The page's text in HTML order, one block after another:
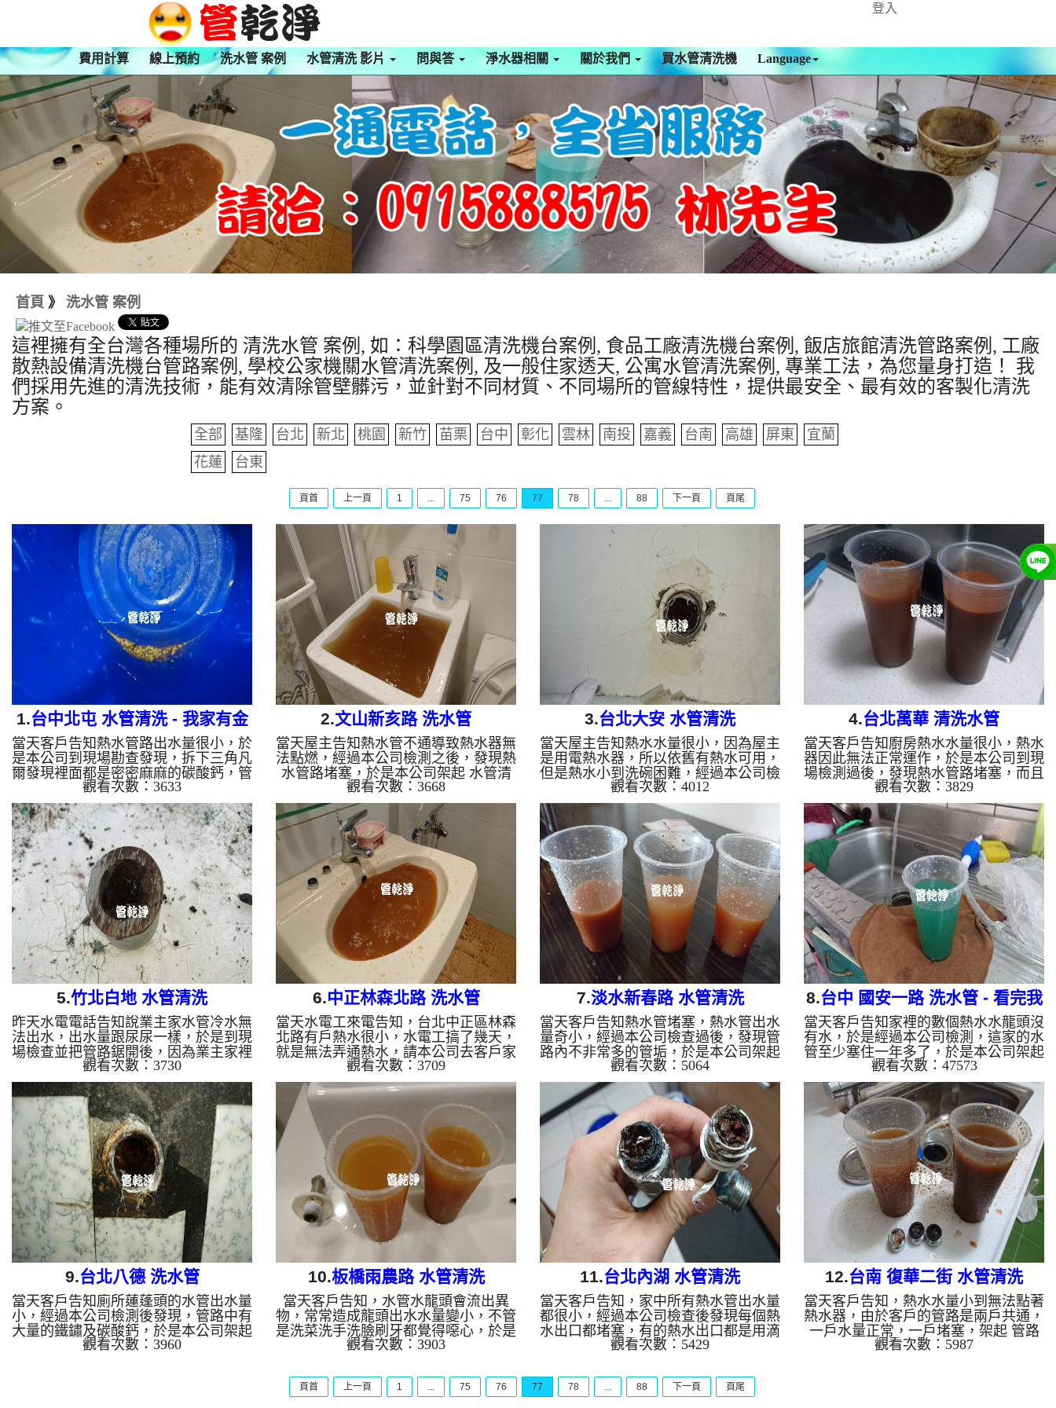
登入
費用計算 線上預約 洗水管 案例 水管清洗 影片 問與答 淨水器相關 關於我們 買水管清洗機 Language
首頁 》 洗水管 案例
這裡擁有全台灣各種場所的 清洗水管 案例, 如：科學園區清洗機台案例, 食品工廠清洗機台案例, 飯店旅館清洗管路案例, 工廠
散熱設備清洗機台管路案例, 學校公家機關水管清洗案例, 及一般住家透天, 公寓水管清洗案例, 專業工法，為您量身打造！ 我
們採用先進的清洗技術，能有效清除管壁髒污，並針對不同材質、不同場所的管線特性，提供最安全、最有效的客製化清洗
方案。
全部 基隆 台北 新北 桃園 新竹 苗栗 台中 彰化 雲林 南投 嘉義 台南 高雄 屏東
宜蘭
花蓮
台東
頁首 上一頁 1 ... 75 76 77 78 ... 88 下一頁 頁尾
1.台中北屯 水管清洗 - 我家有金
塊
當天客戶告知熱水管路出水量很小，於
是本公司到現場勘查發現，拆下三角凡
爾發現裡面都是密密麻麻的碳酸鈣，管
路裡面也是，於是本公司架起 水管清
洗機 ，開始 清洗水管 ， 洗水管 的過
程，水管冒出金光閃閃的小金塊，水桶
裡滿是金塊，如下圖，客戶下了一大
跳，讓我以為我們發了(.......)，熱水管
路多次堵塞，本公司使用特別 清洗水
管工法 ， 水管清洗 約二小時，終於讓
熱水水管出水正常。 清洗水管 水管清
洗 洗水管 熱水管堵塞 熱水忽冷忽熱 ...
觀看次數：3633
2.文山新亥路 洗水管
當天屋主告知熱水管不通導致熱水器無
法點燃，經過本公司檢測之後，發現熱
水管路堵塞，於是本公司架起 水管清
洗機 ，開始 清洗水管 ， 洗水管 的過
程，水管冒出濃濃的茶色的鏽水，屋主
驚覺家中水管有夠離譜，熱水管路兩次
堵塞，本公司使用特別 清洗水管工法
， 水管清洗 約二小時，終於讓熱水器
能點燃。 清洗水管 水管清洗 洗水管
熱水管堵塞 熱水忽冷忽熱 ...
觀看次數：3668
3.台北大安 水管清洗
當天屋主告知熱水水量很小，因為屋主
是用電熱水器，所以依舊有熱水可用，
但是熱水小到洗碗困難，經過本公司檢
查過後，發現管路中積滿了鐵鏽，於是
本公司架起 水管清洗機 ，開始 清洗水
管 ， 洗水管 的過程，水管冒出咖啡色
的鐵鏽水，屋主看到大呼誇張，熱水管
路數幾次堵塞，本公司使用特別清洗水
管工法， 水管清洗 約二小時，終於讓
熱水管出水正常。 清洗水管 水管清洗
洗水管 熱水管堵塞 熱水忽冷忽熱 ...
觀看次數：4012
4.台北萬華 清洗水管
當天客戶告知廚房熱水水量很小，熱水
器因此無法正常運作，於是本公司到現
場檢測過後，發現熱水管路堵塞，而且
熱水管路開水都有顏色，於是本公司架
起 水管清洗機 ，開始 清洗水管 ， 洗
水管 的過程，水管不斷出現咖啡色的
泥水，屋主看到都覺得離譜，熱水管路
好幾次堵塞，本公司利用特別清洗水管
工法， 水管清洗 約三小時，讓熱水管
管路能正常出水。 清洗水管 水管清
洗 洗水管 熱水管堵塞 熱水忽冷忽熱 ...
觀看次數：3829
5.竹北白地 水管清洗
昨天水電電話告知說業主家水管冷水無
法出水，出水量跟尿尿一樣，於是到現
場檢查並把管路鋸開後，因為業主家裡
是用地下水，英吋水管管路幾乎塞到全
滿，管路內都是黑色重金屬沉積物，於
是本公司架起 水管清洗機 ，開始 清洗
水管 ， 洗水管 的過程，水管冒出香濃
的黑泥，業主及水電都覺得誇張，管路
數次堵塞，本公司利用特別清洗水管工
法， 水管清洗 約四小時，讓水管管路
終於能正常出水。 清洗水管 水管清洗
洗水管 熱水管堵塞 熱水忽冷忽熱 ...
觀看次數：3730
6.中正林森北路 洗水管
當天水電工來電告知，台北中正區林森
北路有戶熱水很小，水電工搞了幾天，
就是無法弄通熱水，請本公司去客戶家
處理，到了客戶家發現，電熱水器裡面
管路超級骯髒，尤其是冷水管進水口，
水龍頭打開根本是泥漿水，於是本公司
架起 水管清洗機 ，開始 清洗水管 ，
洗水管 的過程，冷熱水管都冒出濃濃
的泥漿，讓客戶大呼誇張， 水管清洗
約兩小時，讓水管水路終於能正常出
水。 清洗水管 水管清洗 洗水管 熱水
管堵塞 熱水忽冷忽熱 ...
觀看次數：3709
7.淡水新春路 水管清洗
當天客戶告知熱水管堵塞，熱水管出水
量奇小，經過本公司檢查過後，發現管
路內不非常多的管垢，於是本公司架起
水管清洗機 ，開始 清洗水管 ， 洗水
管 沒多久水管出口沖出管垢及泥水，
混雜著氣泡， 水管清洗 約兩小時，終
於讓熱水管正常出水。 清洗水管 水管
清洗 洗水管 熱水管堵塞 熱水忽冷忽熱
...
觀看次數：5064
8.台中 國安一路 洗水管 - 看完我
驚呆了
當天客戶告知家裡的數個熱水水龍頭沒
有水，於是經過本公司檢測，這家的水
管至少塞住一年多了，於是本公司架起
水管清洗機 ，開始 清洗水管 ， 洗水
管 沒多久管路冒出了藍色生命之水，
呼~~，第一次洗到顏色這麼深的藍
水，看到我自己都傻眼了， 水管清洗
約兩小時，水管水路終於能正常出水。
清洗水管 水管清洗 洗水管 熱水管堵塞
熱水忽冷忽熱 ...
觀看次數：47573
9.台北八德 洗水管
當天客戶告知廁所蓮蓬頭的水管出水量
小，經過本公司檢測後發現，管路中有
大量的鐵鏽及碳酸鈣，於是本公司架起
水管清洗機 ，開始 清洗水管 ， 洗水
觀看次數：3960
10.板橋雨農路 水管清洗
當天客戶告知，水管水龍頭會流出異
物，常常造成龍頭出水水量變小，不管
是洗菜洗手洗臉刷牙都覺得噁心，於是
本公司架起 水管清洗機 ，開始 清洗水
冒出，讓人做噁， 水管清洗 約兩小
時，終於讓水管正常出水。 清洗水管
觀看次數：3903
11.台北內湖 水管清洗
當天客戶告知，家中所有熱水管出水量
都很小，經過本公司檢查後發現每個熱
水出口都堵塞，有的熱水出口都是用滴
的，看下圖三角凡爾的狀況就知道堵塞
快沒有空隙可以讓水流過了，於是本公
司架起 水管清洗機 ，利用特殊 清洗水
觀看次數：5429
12.台南 復華二街 水管清洗
當天客戶告知，熱水水量小到無法點著
熱水器，由於客戶的管路是兩戶共通，
一戶水量正常，一戶堵塞，架起 管路
清洗機 ，才剛把管路水清出，就發現
觀看次數：5987
頁首 上一頁 1 ... 75 76 77 78 ... 88 下一頁 頁尾